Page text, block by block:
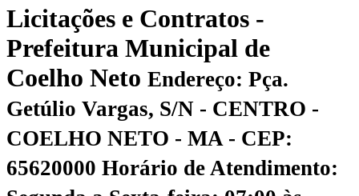
Licitações e Contratos -
Prefeitura Municipal de
Coelho Neto Endereço: Pça.
Getúlio Vargas, S/N - CENTRO -
COELHO NETO - MA - CEP:
65620000 Horário de Atendimento: